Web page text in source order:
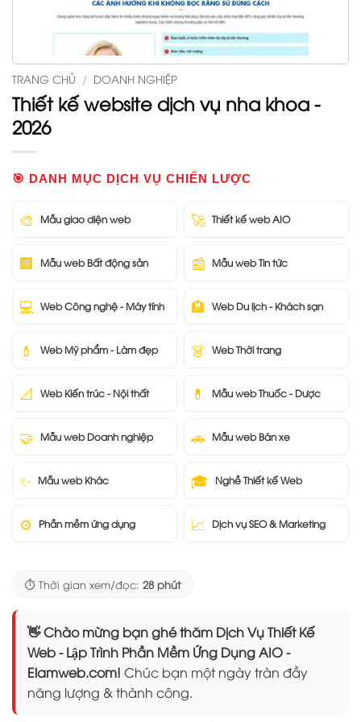
TRANG CHỦ / DOANH NGHIỆP
Thiết kế website dịch vụ nha khoa -
2026
🎯 DANH MỤC DỊCH VỤ CHIẾN LƯỢC
🎨 Mẫu giao diện web 🚀 Thiết kế web AIO
🏢 Mẫu web Bất động sản 📰 Mẫu web Tin tức
💻 Web Công nghệ - Máy tính 🏨 Web Du lịch - Khách sạn
💄 Web Mỹ phẩm - Làm đẹp 👗 Web Thời trang
📐 Web Kiến trúc - Nội thất 💊 Mẫu web Thuốc - Dược
🤝 Mẫu web Doanh nghiệp 🚗 Mẫu web Bán xe
✨ Mẫu web Khác 🎓 Nghề Thiết kế Web
⚙️ Phần mềm ứng dụng 📈 Dịch vụ SEO & Marketing
⏱️ Thời gian xem/đọc: 28 phút
👋 Chào mừng bạn ghé thăm Dịch Vụ Thiết Kế
Web - Lập Trình Phần Mềm Ứng Dụng AIO -
Elamweb.com! Chúc bạn một ngày tràn đầy
năng lượng & thành công.